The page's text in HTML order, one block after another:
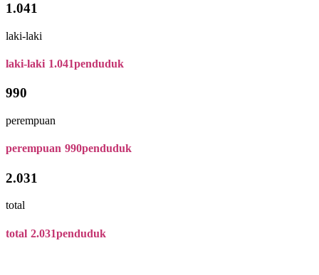
1.041
laki-laki
laki-laki 1.041penduduk
990
perempuan
perempuan 990penduduk
2.031
total
total 2.031penduduk